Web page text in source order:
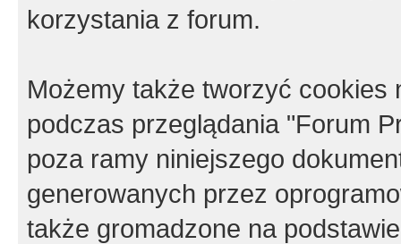
korzystania z forum.
Możemy także tworzyć cookies
podczas przeglądania "Forum
poza ramy niniejszego
generowanych przez
także gromadzone na